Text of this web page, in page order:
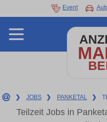
Event
❯ JOBS ❯ PANKETAL ❯
Teilzeit Jobs in